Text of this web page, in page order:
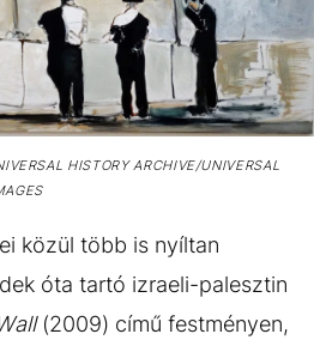
HISTORY ARCHIVE/UNIVERSAL
közül több is nyíltan
óta tartó izraeli-palesztin
(2009) című festményen,